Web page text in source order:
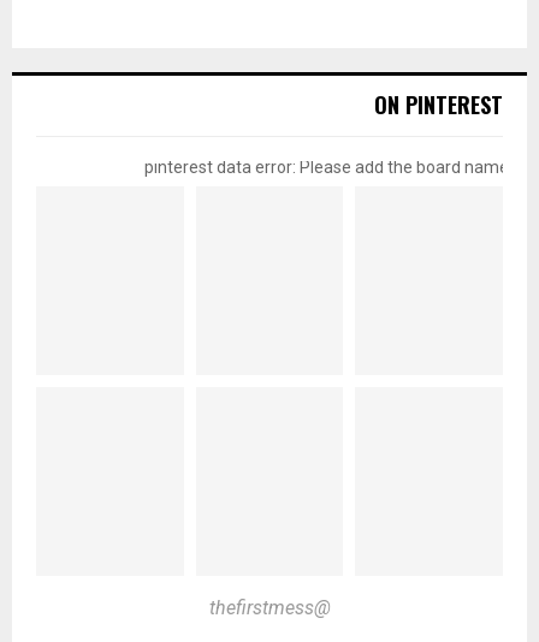
ON PINTEREST
pinterest data error: Please add the board name
@thefirstmess